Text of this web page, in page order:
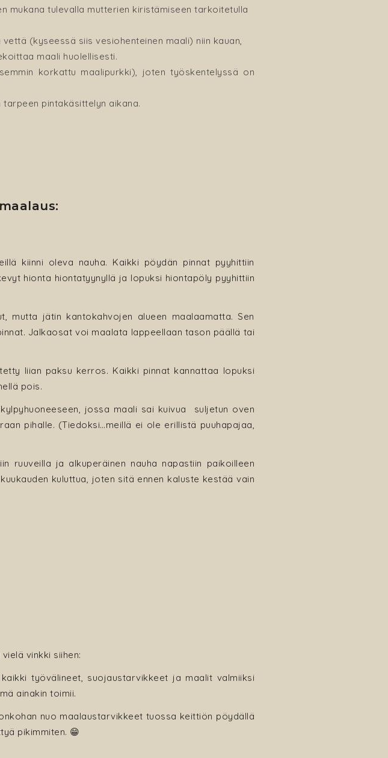
mukana tulevalla mutterien kiristämiseen tarkoitetulla
(kyseessä siis vesiohenteinen maali) niin kauan,
maali huolellisesti.
korkattu maalipurkki), joten työskentelyssä on
pintakäsittelyn aikana.
kiinni oleva nauha. Kaikki pöydän pinnat pyyhittiin
hionta hiontatyynyllä ja lopuksi hiontapöly pyyhittiin
mutta jätin kantokahvojen alueen maalaamatta. Sen
Jalkaosat voi maalata lappeellaan tason päällä tai
liian paksu kerros. Kaikki pinnat kannattaa lopuksi
pois.
jossa maali sai kuivua suljetun oven
pihalle. (Tiedoksi…meillä ei ole erillistä puuhapajaa,
ruuveilla ja alkuperäinen nauha napastiin paikoilleen
kuluttua, joten sitä ennen kaluste kestää vain
vinkki siihen:
työvälineet, suojaustarvikkeet ja maalit valmiiksi
ainakin toimii.
nuo maalaustarvikkeet tuossa keittiön pöydällä
pikimmiten. 😁